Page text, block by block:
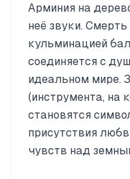
Арминия на
неё звуки. Смерть
кульминацией
соединяется с
идеальном мире.
(инструмента, на
становятся
присутствия
чувств над